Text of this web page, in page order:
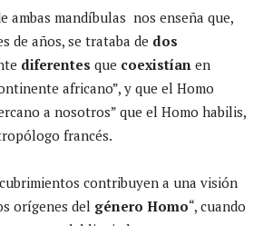
ambas mandíbulas nos enseña que,
de años, se trataba de dos
diferentes que coexistían en
africano”, y que el Homo
a nosotros” que el Homo habilis,
francés.
contribuyen a una visión
orígenes del género Homo“, cuando